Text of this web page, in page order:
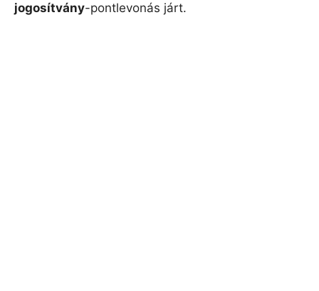
jogosítvány-pontlevonás járt.